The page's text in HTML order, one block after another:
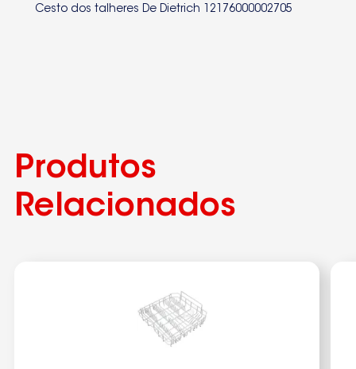
Cesto dos talheres De Dietrich 12176000002705
Produtos
Relacionados